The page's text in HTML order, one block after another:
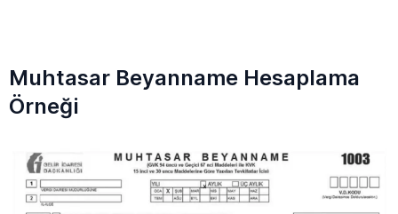
Muhtasar Beyanname Hesaplama
Örneği